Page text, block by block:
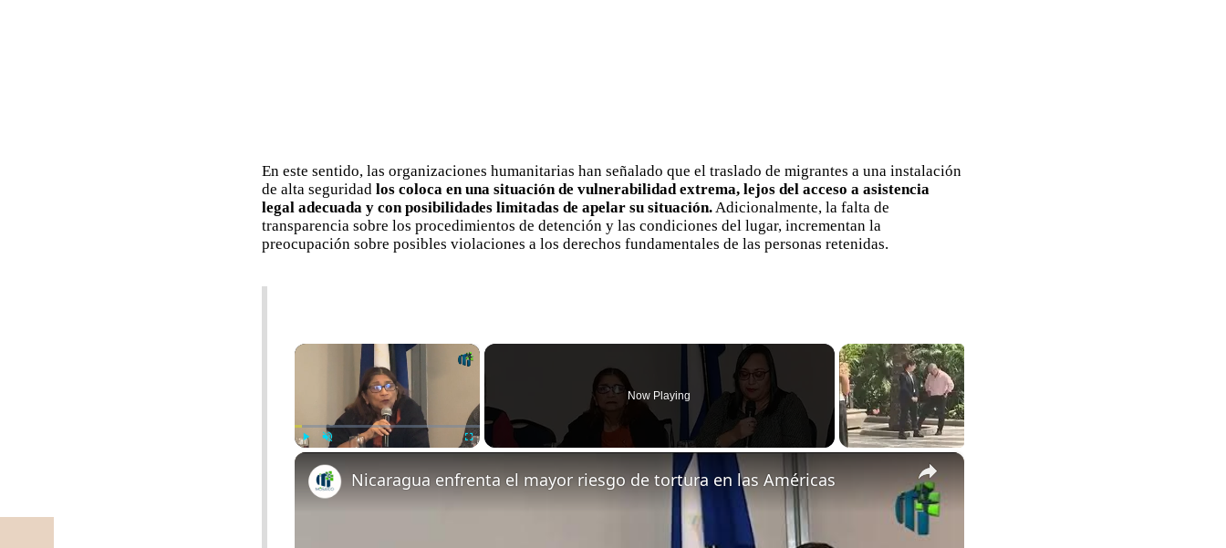
En este sentido, las organizaciones humanitarias han señalado que el traslado de migrantes a una instalación
de alta seguridad los coloca en una situación de vulnerabilidad extrema, lejos del acceso a asistencia
legal adecuada y con posibilidades limitadas de apelar su situación.Adicionalmente, la falta de
transparencia sobre los procedimientos de detención y las condiciones del lugar, incrementan la
preocupación sobre posibles violaciones a los derechos fundamentales de las personas retenidas.
×
Now Playing
×
Nicaragua enfrenta el mayor riesgo de tortura en las Américas